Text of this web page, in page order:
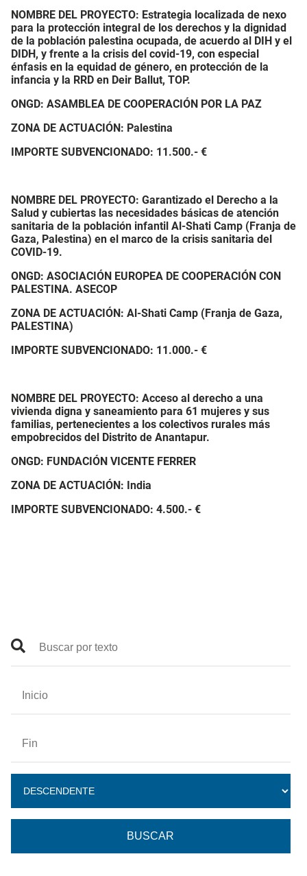
NOMBRE DEL PROYECTO: Estrategia localizada de nexo
para la protección integral de los derechos y la dignidad
de la población palestina ocupada, de acuerdo al DIH y el
DIDH, y frente a la crisis del covid-19, con especial
énfasis en la equidad de género, en protección de la
infancia y la RRD en Deir Ballut, TOP.
ONGD: ASAMBLEA DE COOPERACIÓN POR LA PAZ
ZONA DE ACTUACIÓN: Palestina
IMPORTE SUBVENCIONADO: 11.500.- €
NOMBRE DEL PROYECTO: Garantizado el Derecho a la
Salud y cubiertas las necesidades básicas de atención
sanitaria de la población infantil Al-Shati Camp (Franja de
Gaza, Palestina) en el marco de la crisis sanitaria del
COVID-19.
ONGD: ASOCIACIÓN EUROPEA DE COOPERACIÓN CON
PALESTINA. ASECOP
ZONA DE ACTUACIÓN: Al-Shati Camp (Franja de Gaza,
PALESTINA)
IMPORTE SUBVENCIONADO: 11.000.- €
NOMBRE DEL PROYECTO: Acceso al derecho a una
vivienda digna y saneamiento para 61 mujeres y sus
familias, pertenecientes a los colectivos rurales más
empobrecidos del Distrito de Anantapur.
ONGD: FUNDACIÓN VICENTE FERRER
ZONA DE ACTUACIÓN: India
IMPORTE SUBVENCIONADO: 4.500.- €